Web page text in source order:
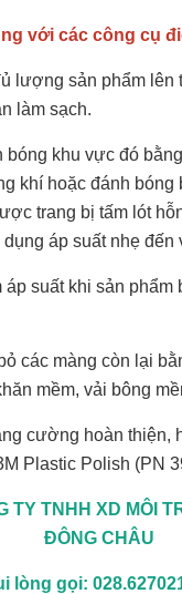
với các công cụ
lượng sản phẩm lên
làm sạch.
bóng khu vực đó
khí hoặc đánh bóng
trang bị tấm lót
áp suất nhẹ đến
áp suất khi sản phẩm
các màng còn lại
mềm, vải bông
cường hoàn thiện,
Plastic Polish (PN
TY TNHH XD MÔI
ĐÔNG CHÂU
lòng gọi: